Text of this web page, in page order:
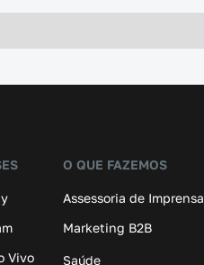
Vivo
O QUE FAZEMOS
Assessoria de Imprensa
Marketing B2B
Saúde